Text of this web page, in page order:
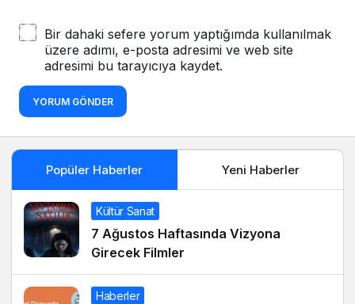
Bir dahaki sefere yorum yaptığımda kullanılmak
üzere adımı, e-posta adresimi ve web site
adresimi bu tarayıcıya kaydet.
YORUM GÖNDER
Popüler Haberler Yeni Haberler
Kültür Sanat
7 Ağustos Haftasında Vizyona
Girecek Filmler
Haberler